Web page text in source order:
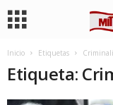
Inicio Etiquetas
Etiqueta: